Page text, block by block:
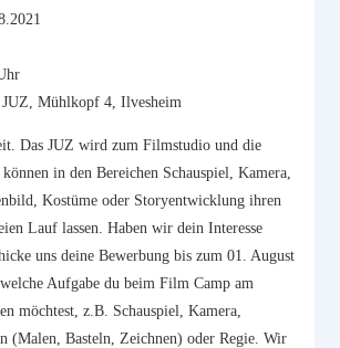
JUZ, Mühlkopf 4, Ilvesheim
Das JUZ wird zum Filmstudio und die
in den Bereichen Schauspiel, Kamera,
Kostüme oder Storyentwicklung ihren
Lauf lassen. Haben wir dein Interesse
uns deine Bewerbung bis zum 01. August
Aufgabe du beim Film Camp am
möchtest, z.B. Schauspiel, Kamera,
(Malen, Basteln, Zeichnen) oder Regie. Wir